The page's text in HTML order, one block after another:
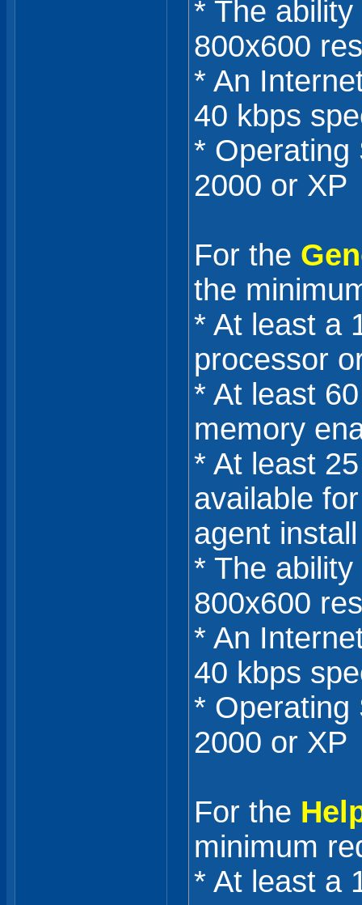
* The
800x600
* An
40 kbps
* Operating
2000 or XP
For the
the
* At least a
processor
* At least
memory
* At least
available
agent
* The
800x600
* An
40 kbps
* Operating
2000 or XP
For the
minimum
* At least a